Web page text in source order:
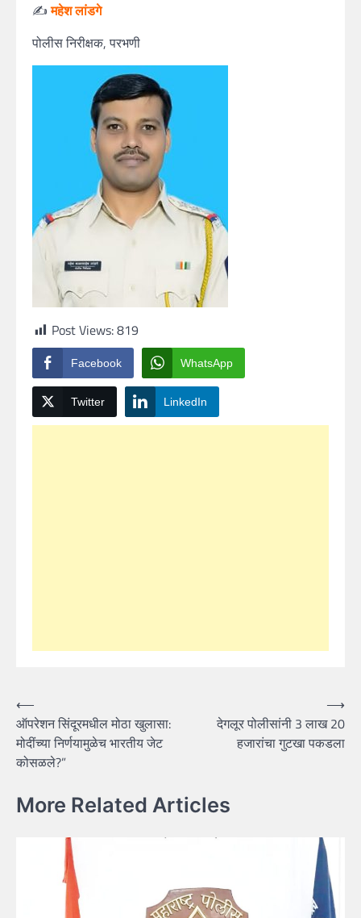
✍️महेश लांडगे
पोलीस निरीक्षक, परभणी
Post Views:819
Facebook WhatsApp
Twitter LinkedIn
Post
navigation
⟵
ऑपरेशन सिंदूरमधील मोठा खुलासा:
मोदींच्या निर्णयामुळेच भारतीय जेट
कोसळले?”
देगलूर पोलीसांनी 3 लाख 20
हजारांचा गुटखा पकडला
⟶
More Related Articles